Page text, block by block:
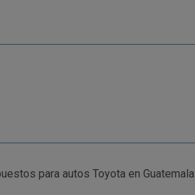
para autos Toyota en Guatemala